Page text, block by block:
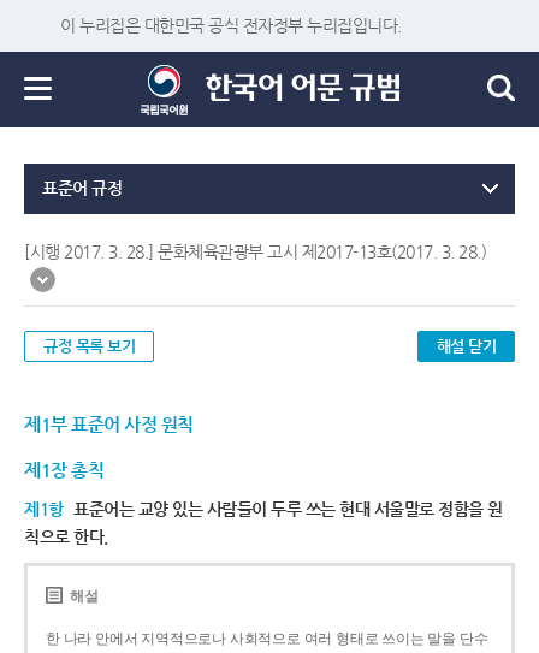
이 누리집은 대한민국 공식 전자정부 누리집입니다.
표준어 규정
[시행 2017. 3. 28.] 문화체육관광부 고시 제2017-13호(2017. 3. 28.)
규정 목록 보기 해설 닫기
제1부 표준어 사정 원칙
제1장 총칙
제1항 표준어는 교양 있는 사람들이 두루 쓰는 현대 서울말로 정함을 원
칙으로 한다.
해설
한 나라 안에서 지역적으로나 사회적으로 여러 형태로 쓰이는 말을 단수